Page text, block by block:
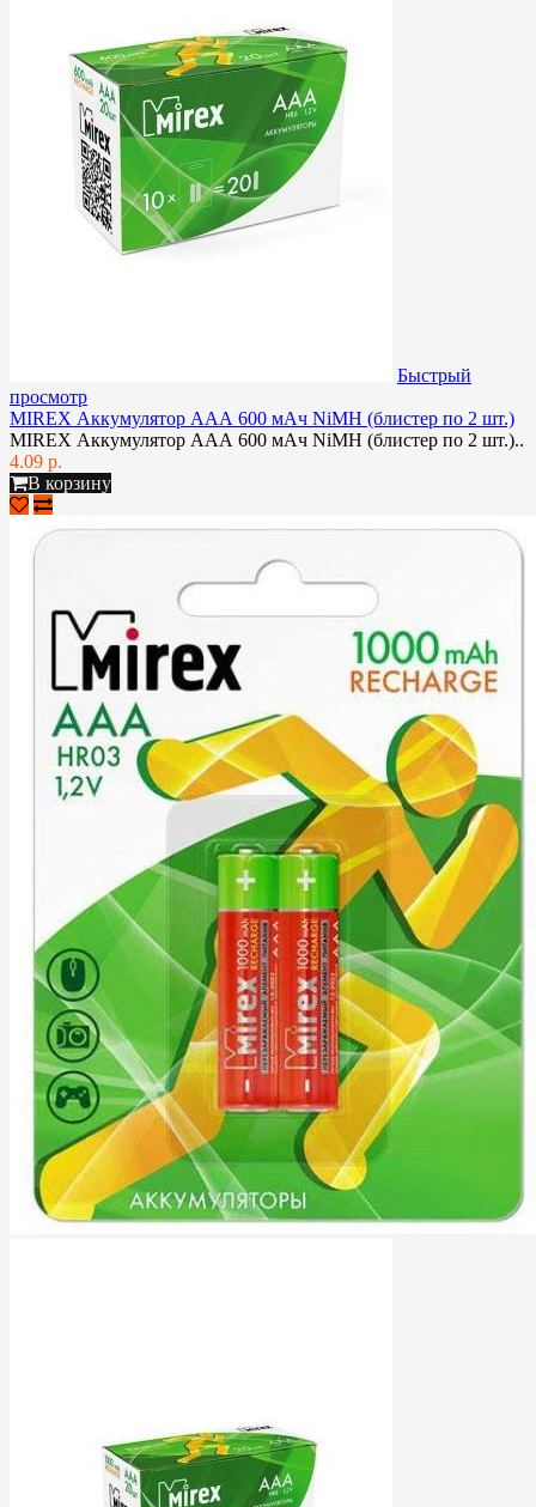
Быстрый
просмотр
MIREX Аккумулятор АAА 600 мАч NiMH (блистер по 2 шт.)
MIREX Аккумулятор АAА 600 мАч NiMH (блистер по 2 шт.)..
4.09 р.
В корзину